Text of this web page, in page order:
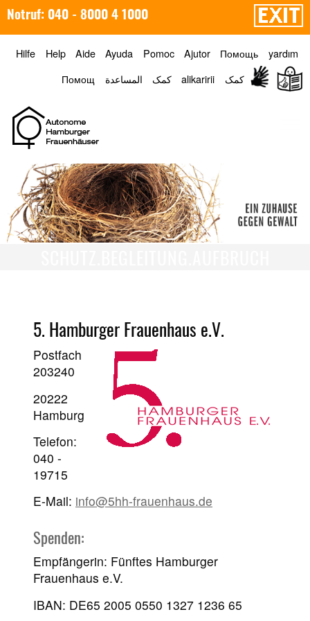
Notruf: 040 - 8000 4 1000
Hilfe Help Aide Ayuda Pomoc Ajutor Помощь
yardım
Помощ
المساعدة کمک alikaririi کمک
5. Hamburger Frauenhaus e.V.
Postfach
203240
20222
Hamburg
Telefon:
040 -
19715
E-Mail: info@5hh-frauenhaus.de
Spenden:
Empfängerin: Fünftes Hamburger
Frauenhaus e.V.
IBAN: DE65 2005 0550 1327 1236 65